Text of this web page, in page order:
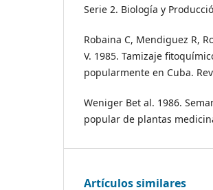
Serie 2. Biología y
Robaina C, Mendiguez R,
V. 1985. Tamizaje
popularmente en Cuba.
Weniger Bet al. 1986.
popular de plantas
Artículos similares